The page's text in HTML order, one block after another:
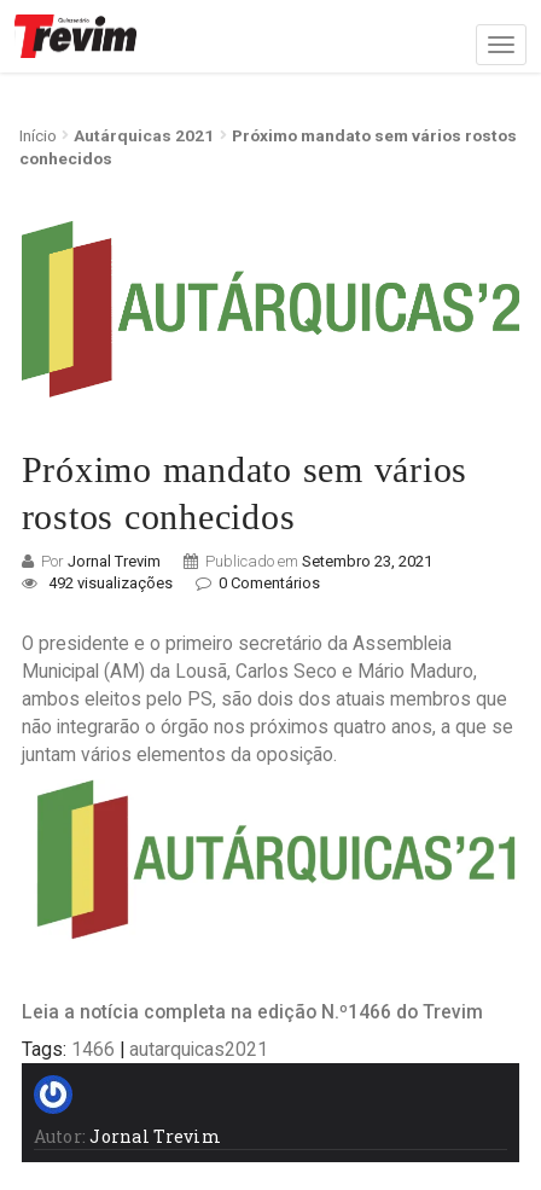
Início Autárquicas 2021
Próximo mandato sem vários rostos
conhecidos
Próximo mandato sem vários
rostos conhecidos
Por Jornal Trevim Publicado em Setembro 23, 2021
492 visualizações
0 Comentários
O presidente e o primeiro secretário da Assembleia
Municipal (AM) da Lousã, Carlos Seco e Mário Maduro,
ambos eleitos pelo PS, são dois dos atuais membros que
não integrarão o órgão nos próximos quatro anos, a que se
juntam vários elementos da oposição.
Leia a notícia completa na edição N.º1466 do Trevim
Tags: 1466 autarquicas2021
Autor: Jornal Trevim